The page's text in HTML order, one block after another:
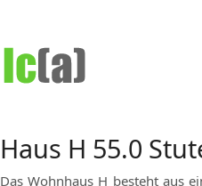
Haus H 55.0
Das Wohnhaus H besteht aus